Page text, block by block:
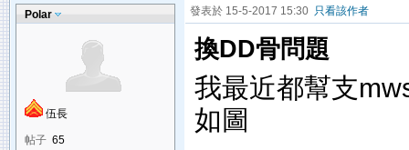
Polar
伍長
帖子 65
發表於 15-5-2017 15:30 只看該作者
換DD骨問題
我最近都幫支
如圖